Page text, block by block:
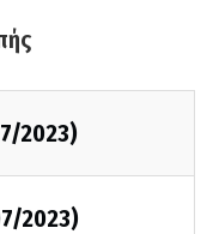
2023)
2023)